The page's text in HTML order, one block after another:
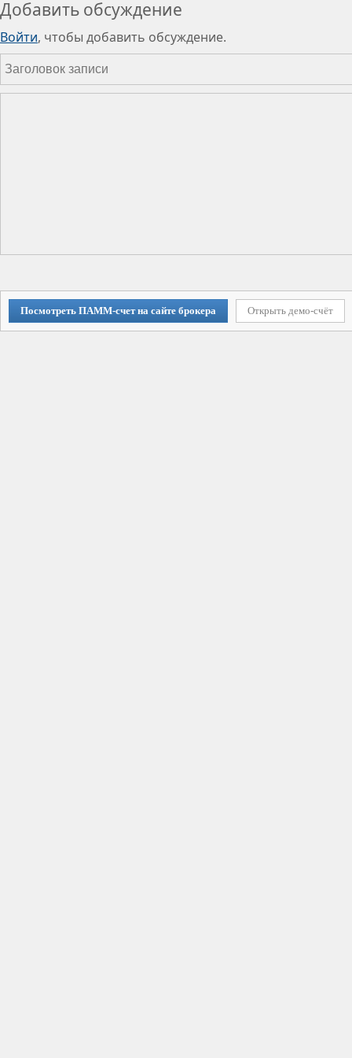
Добавить обсуждение
Войти, чтобы добавить обсуждение.
Посмотреть ПАММ-счет на сайте брокера Открыть демо-счёт